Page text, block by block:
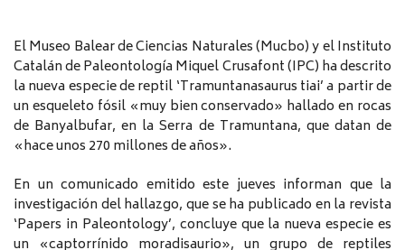
El Museo Balear de Ciencias Naturales (Mucbo) y el Instituto
Catalán de Paleontología Miquel Crusafont (IPC) ha descrito
la nueva especie de reptil ‘Tramuntanasaurus tiai’ a partir de
un esqueleto fósil «muy bien conservado» hallado en rocas
de Banyalbufar, en la Serra de Tramuntana, que datan de
«hace unos 270 millones de años».
En un comunicado emitido este jueves informan que la
investigación del hallazgo, que se ha publicado en la revista
‘Papers in Paleontology’, concluye que la nueva especie es
un «captorrínido moradisaurio», un grupo de reptiles